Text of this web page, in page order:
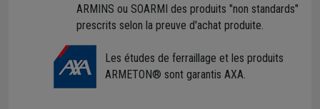
ARMINS ou SOARMI des produits "non standards"
prescrits selon la preuve d'achat produite.
Les études de ferraillage et les produits
ARMETON® sont garantis AXA.